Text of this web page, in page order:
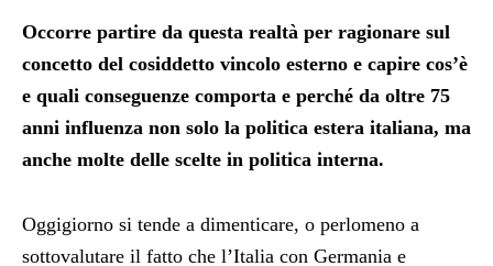
Occorre partire da questa realtà per ragionare sul
concetto del cosiddetto vincolo esterno e capire cos’è
e quali conseguenze comporta e perché da oltre 75
anni influenza non solo la politica estera italiana, ma
anche molte delle scelte in politica interna.
Oggigiorno si tende a dimenticare, o perlomeno a
sottovalutare il fatto che l’Italia con Germania e